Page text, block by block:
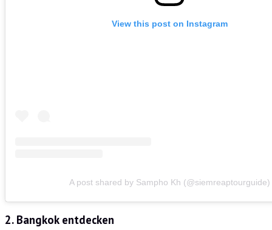
View this post on Instagram
A post shared by Sampho Kh (@siemreaptourguide)
2. Bangkok entdecken